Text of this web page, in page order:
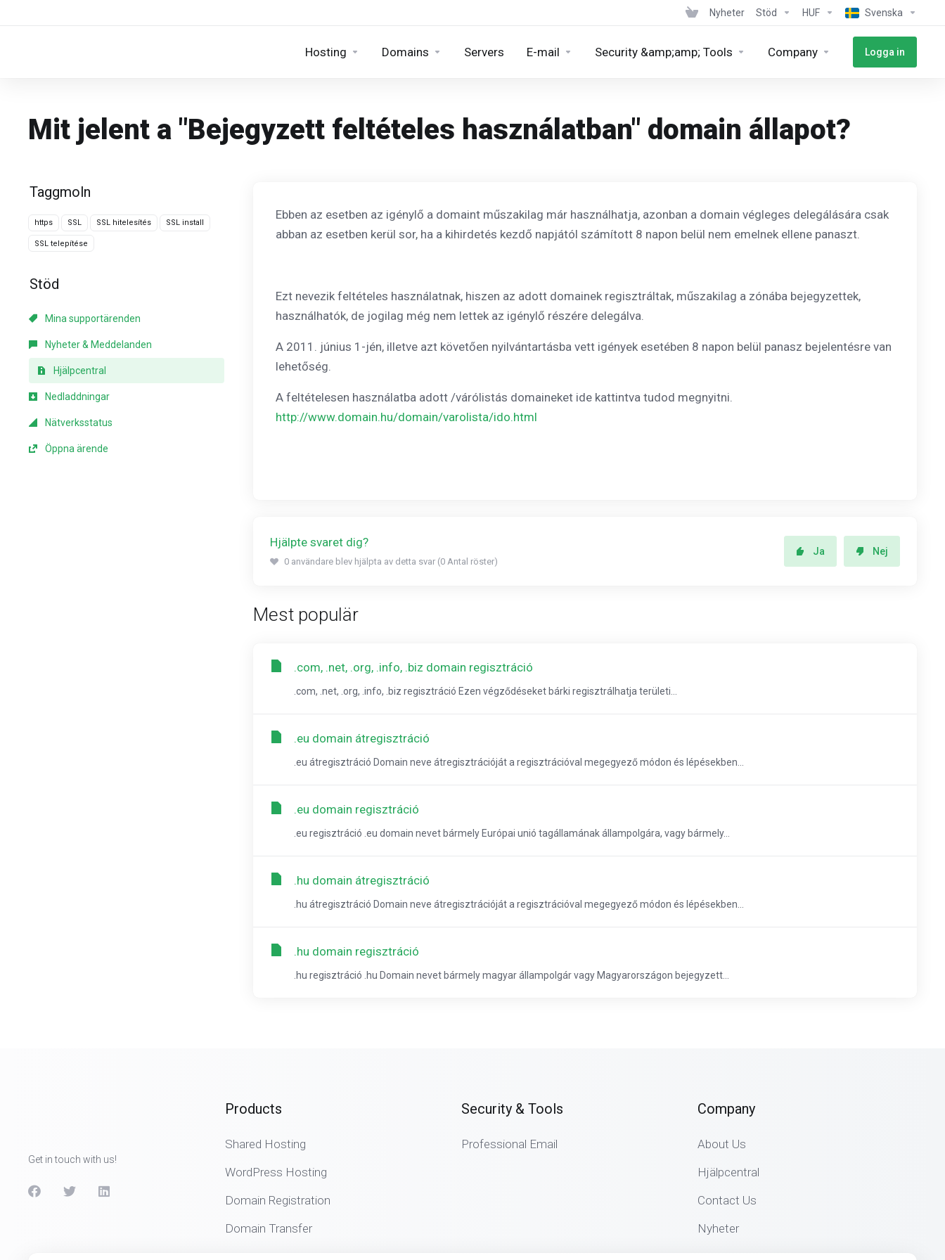
Nyheter Stöd HUF Svenska
Hosting Domains Servers E-mail Security &amp;amp; Tools Company Logga in
Mit jelent a "Bejegyzett feltételes használatban" domain állapot?
Taggmoln
https SSL SSL hitelesítés SSL install
SSL telepítése
Stöd
Mina supportärenden
Nyheter & Meddelanden
Hjälpcentral
Nedladdningar
Nätverksstatus
Öppna ärende
Ebben az esetben az igénylő a domaint műszakilag már használhatja, azonban a domain végleges delegálására csak
abban az esetben kerül sor, ha a kihirdetés kezdő napjától számított 8 napon belül nem emelnek ellene panaszt.
Ezt nevezik feltételes használatnak, hiszen az adott domainek regisztráltak, műszakilag a zónába bejegyzettek,
használhatók, de jogilag még nem lettek az igénylő részére delegálva.
A 2011. június 1-jén, illetve azt követően nyilvántartásba vett igények esetében 8 napon belül panasz bejelentésre van
lehetőség.
A feltételesen használatba adott /várólistás domaineket ide kattintva tudod megnyitni.
http://www.domain.hu/domain/varolista/ido.html
Hjälpte svaret dig?
0 användare blev hjälpta av detta svar (0 Antal röster)
Ja Nej
Mest populär
.com, .net, .org, .info, .biz domain regisztráció
.com, .net, .org, .info, .biz regisztráció Ezen végződéseket bárki regisztrálhatja területi...
.eu domain átregisztráció
.eu átregisztráció Domain neve átregisztrációját a regisztrációval megegyező módon és lépésekben...
.eu domain regisztráció
.eu regisztráció .eu domain nevet bármely Európai unió tagállamának állampolgára, vagy bármely...
.hu domain átregisztráció
.hu átregisztráció Domain neve átregisztrációját a regisztrációval megegyező módon és lépésekben...
.hu domain regisztráció
.hu regisztráció .hu Domain nevet bármely magyar állampolgár vagy Magyarországon bejegyzett...
Get in touch with us!
Products
Shared Hosting
WordPress Hosting
Domain Registration
Domain Transfer
Security & Tools
Professional Email
Company
About Us
Hjälpcentral
Contact Us
Nyheter